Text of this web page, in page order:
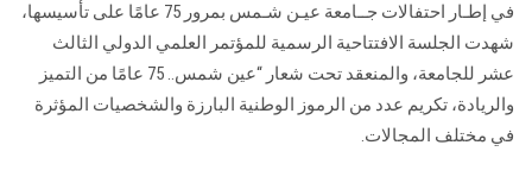
سجل الان
في إطـار احتفالات جــامعة عيـن شـمس بمرور 75 عامًا على تأسيسها،
شهدت الجلسة الافتتاحية الرسمية للمؤتمر العلمي الدولي الثالث
عشر للجامعة، والمنعقد تحت شعار “عين شمس.. 75 عامًا من التميز
والريادة، تكريم عدد من الرموز الوطنية البارزة والشخصيات المؤثرة
في مختلف المجالات.